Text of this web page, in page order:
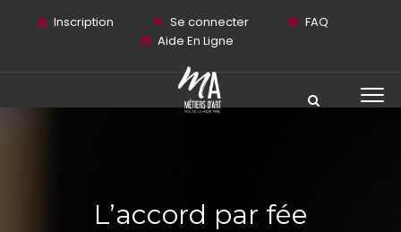
Inscription Se connecter
FAQ
Aide En Ligne
L’accord par fée